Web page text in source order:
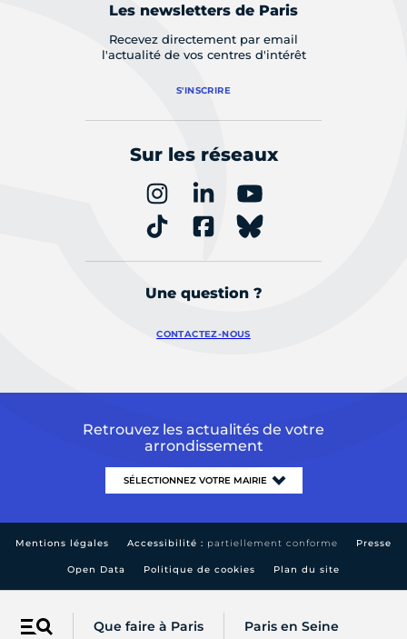
Menu Que faire à Paris Paris en Seine
Les newsletters de Paris
Recevez directement par email
l'actualité de vos centres d'intérêt
S'INSCRIRE
Sur les réseaux
Une question ?
CONTACTEZ-NOUS
Retrouvez les actualités de votre
arrondissement
Mentions légales Accessibilité : partiellement conforme Presse
Open Data Politique de cookies Plan du site